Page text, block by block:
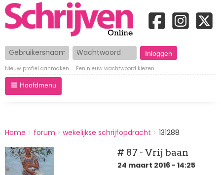
Gebruikersnaam Wachtwoord
Nieuw profiel aanmaken Een nieuw wachtwoord kiezen
Hoofdmenu
BREADCRUMBS
You
here:
Home forum wekelijkse schrijfopdracht 131288
# 87 - Vrij baan
24 maart 2016 - 14:25